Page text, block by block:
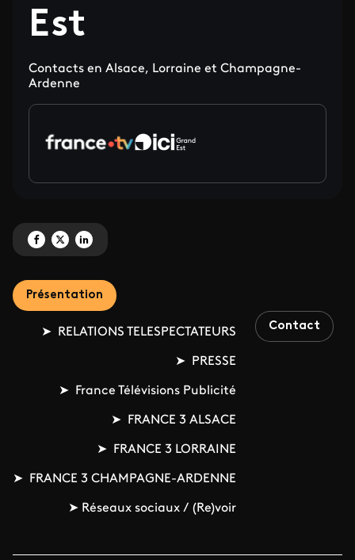
Est
Contacts en Alsace, Lorraine et Champagne-
Ardenne
Partagez 'France 3 Grand Est' sur Facebook
Partagez 'France 3 Grand Est' sur X
Partagez 'France 3 Grand Est' sur LinkedIn
Présentation
➤ RELATIONS TELESPECTATEURS
➤ PRESSE
➤ France Télévisions Publicité
➤ FRANCE 3 ALSACE
➤ FRANCE 3 LORRAINE
➤ FRANCE 3 CHAMPAGNE-ARDENNE
➤ Réseaux sociaux / (Re)voir
Contact